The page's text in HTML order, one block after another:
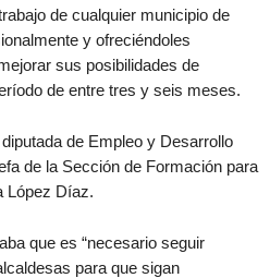
de cualquier municipio de
y ofreciéndoles
sus posibilidades de
de entre tres y seis meses.
de Empleo y Desarrollo
de la Sección de Formación para
López Díaz.
que es “necesario seguir
para que sigan